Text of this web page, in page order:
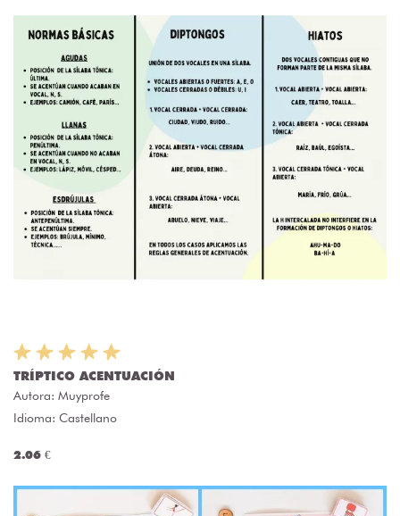
TRÍPTICO ACENTUACIÓN
Autora: Muyprofe
Idioma: Castellano
2.06 €